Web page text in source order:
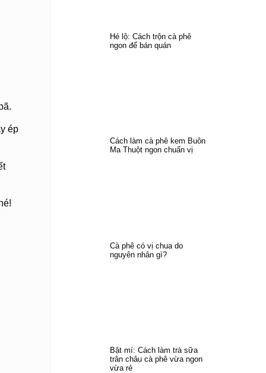
ép
Hé lộ: Cách trộn cà phê
ngon để bán quán
Cách làm cà phê kem Buôn
Ma Thuột ngon chuẩn vị
Cà phê có vị chua do
nguyên nhân gì?
Bật mí: Cách làm trà sữa
trân châu cà phê vừa ngon
vừa rẻ